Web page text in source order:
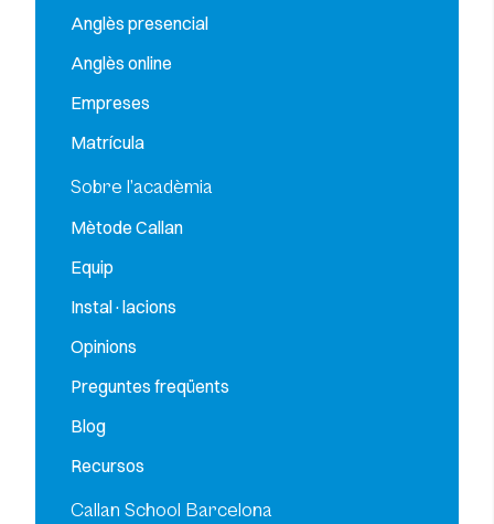
Anglès presencial
Anglès online
Empreses
Matrícula
Sobre l’acadèmia
Mètode Callan
Equip
Instal·lacions
Opinions
Preguntes freqüents
Blog
Recursos
Callan School Barcelona